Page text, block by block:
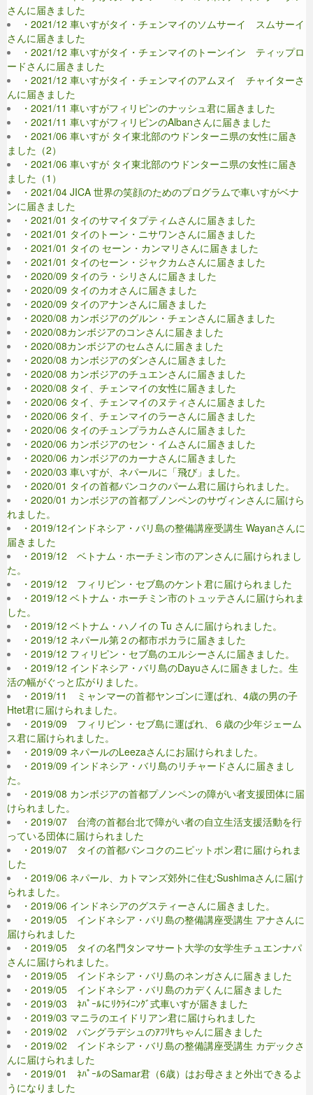
さんに届きました
・2021/12 車いすがタイ・チェンマイのソムサーイ スムサーイ
さんに届きました
・2021/12 車いすがタイ・チェンマイのトーンイン ティップロ
ードさんに届きました
・2021/12 車いすがタイ・チェンマイのアムヌイ チャイターさ
んに届きました
・2021/11 車いすがフィリピンのナッシュ君に届きました
・2021/11 車いすがフィリピンのAlbanさんに届きました
・2021/06 車いすが タイ東北部のウドンターニ県の女性に届き
ました（2）
・2021/06 車いすが タイ東北部のウドンターニ県の女性に届き
ました（1）
・2021/04 JICA 世界の笑顔のためのプログラムで車いすがベナ
ンに届きました
・2021/01 タイのサマイタプティムさんに届きました
・2021/01 タイのトーン・ニサワンさんに届きました
・2021/01 タイの セーン・カンマリさんに届きました
・2021/01 タイのセーン・ジャクカムさんに届きました
・2020/09 タイのラ・シリさんに届きました
・2020/09 タイのカオさんに届きました
・2020/09 タイのアナンさんに届きました
・2020/08 カンボジアのグルン・チェンさんに届きました
・2020/08カンボジアのコンさんに届きました
・2020/08カンボジアのセムさんに届きました
・2020/08 カンボジアのダンさんに届きました
・2020/08 カンボジアのチュエンさんに届きました
・2020/08 タイ、チェンマイの女性に届きました
・2020/06 タイ、チェンマイのヌティさんに届きました
・2020/06 タイ、チェンマイのラーさんに届きました
・2020/06 タイのチュンプラカムさんに届きました
・2020/06 カンボジアのセン・イムさんに届きました
・2020/06 カンボジアのカーナさんに届きました
・2020/03 車いすが、ネパールに「飛び」ました。
・2020/01 タイの首都バンコクのパーム君に届けられました。
・2020/01 カンボジアの首都プノンペンのサヴィンさんに届けら
れました。
・2019/12インドネシア・バリ島の整備講座受講生 Wayanさんに
届きました
・2019/12 ベトナム・ホーチミン市のアンさんに届けられまし
た。
・2019/12 フィリピン・セブ島のケント君に届けられました
・2019/12 ベトナム・ホーチミン市のトュッテさんに届けられま
した。
・2019/12 ベトナム・ハノイの Tu さんに届けられました。
・2019/12 ネパール第２の都市ポカラに届きました
・2019/12 フィリピン・セブ島のエルシーさんに届きました。
・2019/12 インドネシア・バリ島のDayuさんに届きました。生
活の幅がぐっと広がりました。
・2019/11 ミャンマーの首都ヤンゴンに運ばれ、4歳の男の子
Htet君に届けられました。
・2019/09 フィリピン・セブ島に運ばれ、６歳の少年ジェーム
ス君に届けられました。
・2019/09 ネパールのLeezaさんにお届けられました。
・2019/09 インドネシア・バリ島のリチャードさんに届きまし
た。
・2019/08 カンボジアの首都プノンペンの障がい者支援団体に届
けられました。
・2019/07 台湾の首都台北で障がい者の自立生活支援活動を行
っている団体に届けられました
・2019/07 タイの首都バンコクのニピットポン君に届けられま
した
・2019/06 ネパール、カトマンズ郊外に住むSushimaさんに届け
られました。
・2019/06 インドネシアのグスティーさんに届きました。
・2019/05 インドネシア・バリ島の整備講座受講生 アナさんに
届けられました
・2019/05 タイの名門タンマサート大学の女学生チュエンナパ
さんに届けられました。
・2019/05 インドネシア・バリ島のネンガさんに届きました
・2019/05 インドネシア・バリ島のカデくんに届きました
・2019/03 ﾈﾊﾟｰﾙにﾘｸﾗｲﾆﾝｸﾞ式車いすが届きました
・2019/03 マニラのエイドリアン君に届けられました
・2019/02 バングラデシュのｱﾌﾘﾔちゃんに届きました
・2019/02 インドネシア・バリ島の整備講座受講生 カデックさ
んに届けられました
・2019/01 ﾈﾊﾟｰﾙのSamar君（6歳）はお母さまと外出できるよ
うになりました